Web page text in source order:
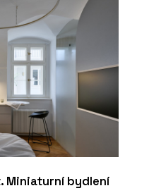
Miniaturní bydlení